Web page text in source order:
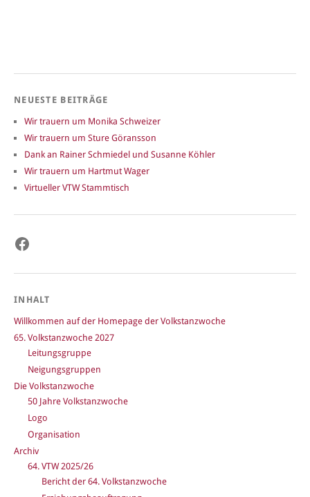
NEUESTE BEITRÄGE
Wir trauern um Monika Schweizer
Wir trauern um Sture Göransson
Dank an Rainer Schmiedel und Susanne Köhler
Wir trauern um Hartmut Wager
Virtueller VTW Stammtisch
Facebook
INHALT
Willkommen auf der Homepage der Volkstanzwoche
65. Volkstanzwoche 2027
Leitungsgruppe
Neigungsgruppen
Die Volkstanzwoche
50 Jahre Volkstanzwoche
Logo
Organisation
Archiv
64. VTW 2025/26
Bericht der 64. Volkstanzwoche